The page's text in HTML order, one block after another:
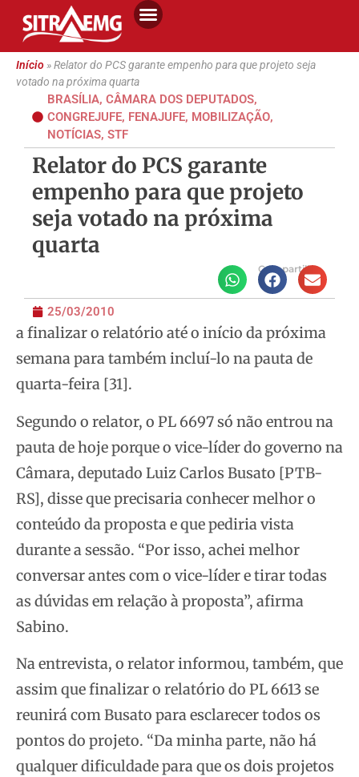
Início»Relator do PCS garante empenho para que projeto seja
votado na próxima quarta
BRASÍLIA, CÂMARA DOS DEPUTADOS,
CONGREJUFE, FENAJUFE, MOBILIZAÇÃO,
NOTÍCIAS, STF
Relator do PCS garante
empenho para que projeto
seja votado na próxima
quarta
Compartilhe
25/03/2010
a finalizar o relatório até o início da próxima
semana para também incluí-lo na pauta de
quarta-feira [31].
Segundo o relator, o PL 6697 só não entrou na
pauta de hoje porque o vice-líder do governo na
Câmara, deputado Luiz Carlos Busato [PTB-
RS], disse que precisaria conhecer melhor o
conteúdo da proposta e que pediria vista
durante a sessão. “Por isso, achei melhor
conversar antes com o vice-líder e tirar todas
as dúvidas em relação à proposta”, afirma
Sabino.
Na entrevista, o relator informou, também, que
assim que finalizar o relatório do PL 6613 se
reunirá com Busato para esclarecer todos os
pontos do projeto. “Da minha parte, não há
qualquer dificuldade para que os dois projetos